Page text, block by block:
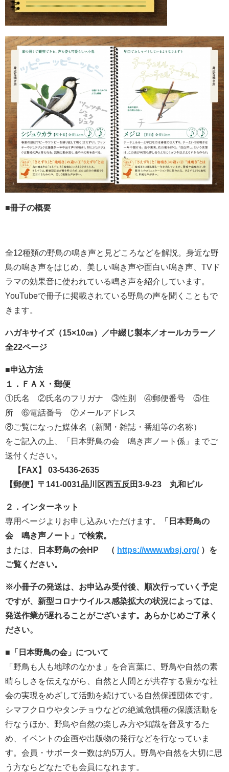
■冊子の概要
全12種類の野鳥の鳴き声と見どころなどを解説。身近な野
鳥の鳴き声をはじめ、美しい鳴き声や面白い鳴き声、TVド
ラマの効果音に使われている鳴き声を紹介しています。
YouTubeで冊子に掲載されている野鳥の声を聞くこともで
きます。
ハガキサイズ（15×10㎝）／中綴じ製本／オールカラー／
全22ページ
■申込方法
１．ＦＡＸ・郵便
①氏名 ②氏名のフリガナ ③性別 ④郵便番号 ⑤住
所 ⑥電話番号 ⑦メールアドレス
⑧ご覧になった媒体名（新聞・雑誌・番組等の名称）
をご記入の上、「日本野鳥の会 鳴き声ノート係」までご
送付ください。
【FAX】 03-5436-2635
【郵便】〒141-0031品川区西五反田3-9-23 丸和ビル
２．インターネット
専用ページよりお申し込みいただけます。
「日本野鳥の
会 鳴き声ノート」で検索。
または、
日本野鳥の会HP （ https://www.wbsj.org/）を
ご覧ください。
※小冊子の発送は、お申込み受付後、順次行っていく予定
ですが、新型コロナウイルス感染拡大の状況によっては、
発送作業が遅れることがございます。あらかじめご了承く
ださい。
■「日本野鳥の会」について
「野鳥も人も地球のなかま」を合言葉に、野鳥や自然の素
晴らしさを伝えながら、自然と人間とが共存する豊かな社
会の実現をめざして活動を続けている自然保護団体です。
シマフクロウやタンチョウなどの絶滅危惧種の保護活動を
行なうほか、野鳥や自然の楽しみ方や知識を普及するた
め、イベントの企画や出版物の発行などを行なっていま
す。会員・サポーター数は約5万人。野鳥や自然を大切に思
う方ならどなたでも会員になれます。